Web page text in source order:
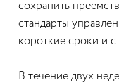
сохранить
стандарты
короткие сроки и с
В течение двух